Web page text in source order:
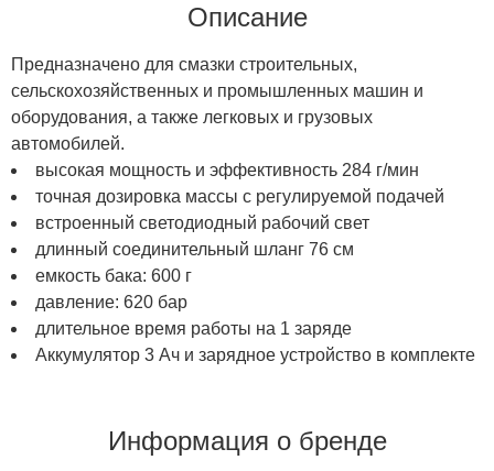
Описание
Предназначено для смазки строительных,
сельскохозяйственных и промышленных машин и
оборудования, а также легковых и грузовых
автомобилей.
высокая мощность и эффективность 284 г/мин
точная дозировка массы с регулируемой подачей
встроенный светодиодный рабочий свет
длинный соединительный шланг 76 см
емкость бака: 600 г
давление: 620 бар
длительное время работы на 1 заряде
Аккумулятор 3 Ач и зарядное устройство в комплекте
Информация о бренде